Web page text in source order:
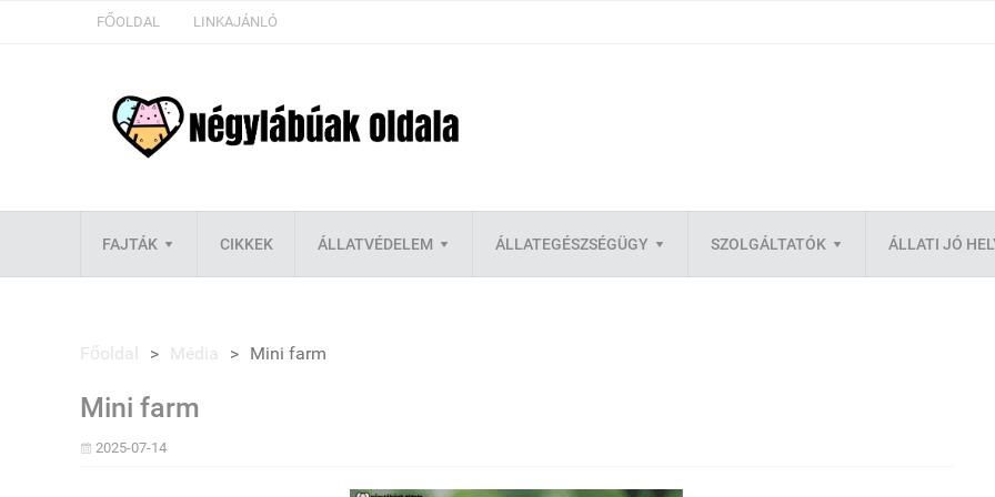
FŐOLDAL LINKAJÁNLÓ
FAJTÁK CIKKEK ÁLLATVÉDELEM ÁLLATEGÉSZSÉGÜGY SZOLGÁLTATÓK ÁLLATI JÓ
Főoldal > Média > Mini farm
Mini farm
2025-07-14